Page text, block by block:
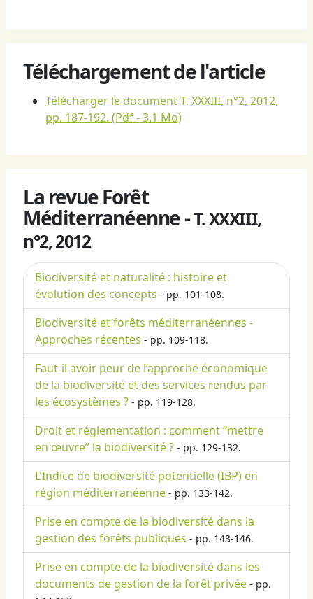
Téléchargement de l'article
Télécharger le document T. XXXIII, n°2, 2012,
pp. 187-192. (Pdf - 3.1 Mo)
La revue Forêt
Méditerranéenne -T. XXXIII,
n°2, 2012
Biodiversité et naturalité : histoire et
évolution des concepts - pp. 101-108.
Biodiversité et forêts méditerranéennes -
Approches récentes - pp. 109-118.
Faut-il avoir peur de l’approche économique
de la biodiversité et des services rendus par
les écosystèmes ? - pp. 119-128.
Droit et réglementation : comment “mettre
en œuvre” la biodiversité ? - pp. 129-132.
L’Indice de biodiversité potentielle (IBP) en
région méditerranéenne - pp. 133-142.
Prise en compte de la biodiversité dans la
gestion des forêts publiques - pp. 143-146.
Prise en compte de la biodiversité dans les
documents de gestion de la forêt privée - pp.